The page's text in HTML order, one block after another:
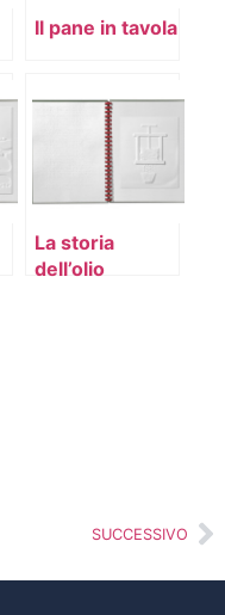
Il pane in tavola
La storia
dell’olio
SUCCESSIVO